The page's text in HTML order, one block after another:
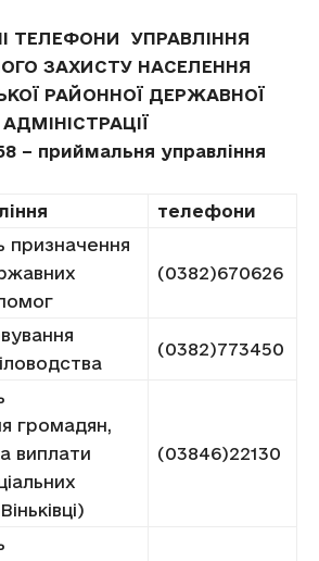
ТЕЛЕФОНИ УПРАВЛІННЯ
ЗАХИСТУ НАСЕЛЕННЯ
РАЙОННОЇ ДЕРЖАВНОЇ
АДМІНІСТРАЦІЇ
– приймальня управління
телефони
призначення
(0382)670626
(0382)773450
громадян,
виплати
(03846)22130